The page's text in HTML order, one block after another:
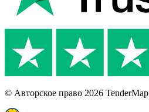
© Авторское право 2026 TenderMap